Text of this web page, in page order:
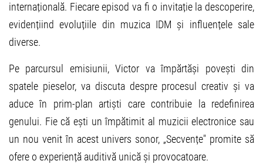
internațională. Fiecare episod va fi o invitație la descoperire,
evidențiind evoluțiile din muzica IDM și influențele sale
diverse.
Pe parcursul emisiunii, Victor va împărtăși povești din
spatele pieselor, va discuta despre procesul creativ și va
aduce în prim-plan artiști care contribuie la redefinirea
genului. Fie că ești un împătimit al muzicii electronice sau
un nou venit în acest univers sonor, „Secvențe" promite să
ofere o experiență auditivă unică și provocatoare.